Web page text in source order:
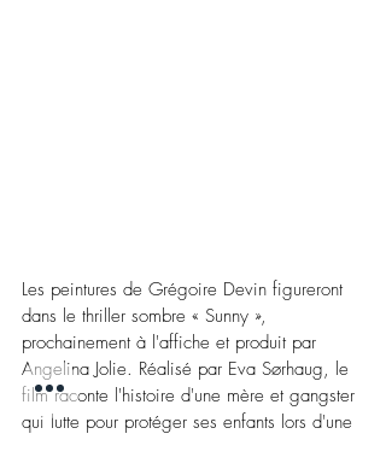
Les peintures de Grégoire Devin figureront
dans le thriller sombre « Sunny »,
prochainement à l'affiche et produit par
Angelina Jolie. Réalisé par Eva Sørhaug, le
film raconte l'histoire d'une mère et gangster
qui lutte pour protéger ses enfants lors d'une